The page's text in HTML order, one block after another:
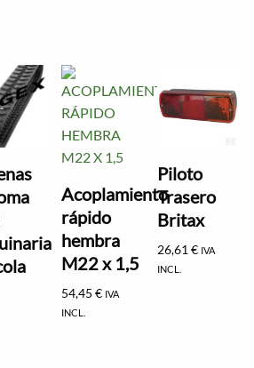
Acoplamiento
rápido
hembra
M22 x 1,5
54,45€ IVA
INCL.
Piloto
Trasero
Britax
26,61€ IVA
INCL.